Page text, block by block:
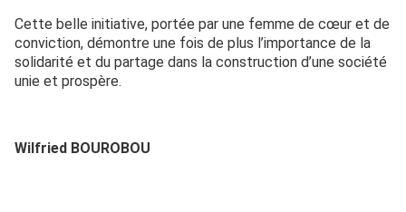
Cette belle initiative, portée par une femme de cœur et de
conviction, démontre une fois de plus l’importance de la
solidarité et du partage dans la construction d’une société
unie et prospère.
Wilfried BOUROBOU